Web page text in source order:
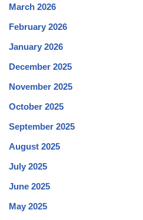
March 2026
February 2026
January 2026
December 2025
November 2025
October 2025
September 2025
August 2025
July 2025
June 2025
May 2025